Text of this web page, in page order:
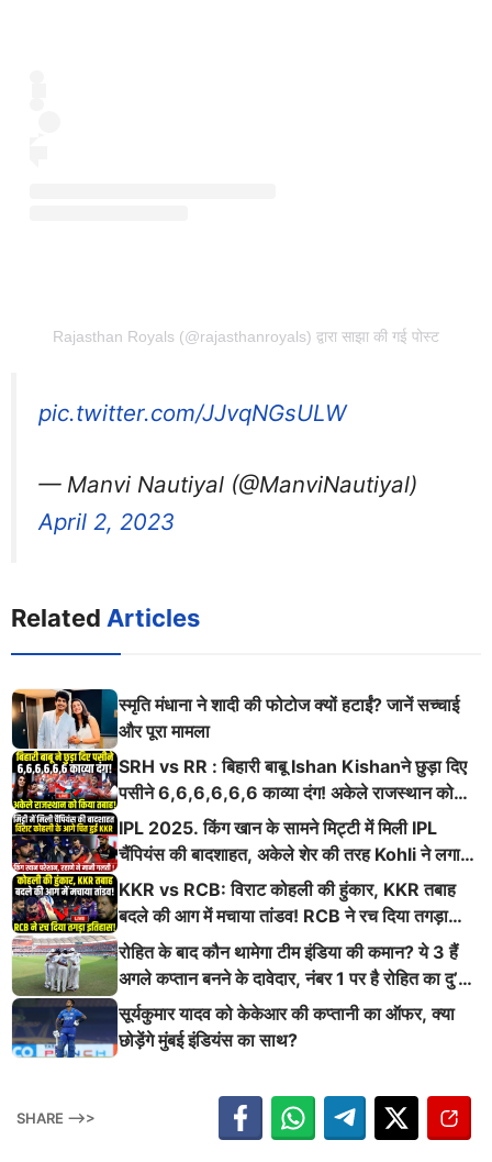
Rajasthan Royals (@rajasthanroyals) द्वारा साझा की गई पोस्ट
pic.twitter.com/JJvqNGsULW
— Manvi Nautiyal (@ManviNautiyal)
April 2, 2023
Related Articles
स्मृति मंधाना ने शादी की फोटोज क्यों हटाईं? जानें सच्चाई
और पूरा मामला
SRH vs RR : बिहारी बाबू Ishan Kishanने छुड़ा दिए
पसीने 6,6,6,6,6,6 काव्या दंग! अकेले राजस्थान को
किया तबाह!
IPL 2025. किंग खान के सामने मिट्टी में मिली IPL
चैंपियंस की बादशाहत, अकेले शेर की तरह Kohli ने लगाई
ऐसी दहाड़
KKR vs RCB: विराट कोहली की हुंकार, KKR तबाह
बदले की आग में मचाया तांडव! RCB ने रच दिया तगड़ा
इतिहास
रोहित के बाद कौन थामेगा टीम इंडिया की कमान? ये 3 हैं
अगले कप्तान बनने के दावेदार, नंबर 1 पर है रोहित का दु’
श्मन
सूर्यकुमार यादव को केकेआर की कप्तानी का ऑफर, क्या
छोड़ेंगे मुंबई इंडियंस का साथ?
SHARE -->>